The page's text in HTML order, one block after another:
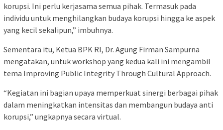
korupsi. Ini perlu kerjasama semua pihak. Termasuk pada
individu untuk menghilangkan budaya korupsi hingga ke aspek
yang kecil sekalipun,” imbuhnya.
Sementara itu, Ketua BPK RI, Dr. Agung Firman Sampurna
mengatakan, untuk workshop yang kedua kali ini mengambil
tema Improving Public Integrity Through Cultural Approach.
“Kegiatan ini bagian upaya memperkuat sinergi berbagai pihak
dalam meningkatkan intensitas dan membangun budaya anti
korupsi,” ungkapnya secara virtual.